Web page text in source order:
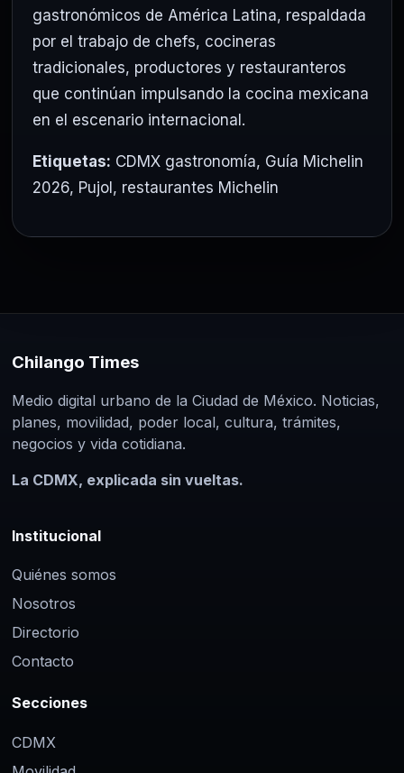
gastronómicos de América Latina, respaldada
por el trabajo de chefs, cocineras
tradicionales, productores y restauranteros
que continúan impulsando la cocina mexicana
en el escenario internacional.
Etiquetas: CDMX gastronomía, Guía Michelin
2026, Pujol , restaurantes Michelin
Chilango Times
Medio digital urbano de la Ciudad de México. Noticias,
planes, movilidad, poder local, cultura, trámites,
negocios y vida cotidiana.
La CDMX, explicada sin vueltas.
Institucional
Quiénes somos
Nosotros
Directorio
Contacto
Secciones
CDMX